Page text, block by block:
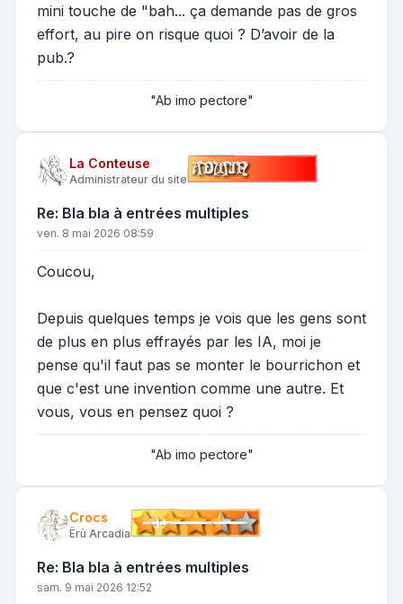
mini touche de "bah... ça demande pas de gros
effort, au pire on risque quoi ? D’avoir de la
pub.?
"Ab imo pectore"
La Conteuse
Administrateur du site
Re: Bla bla à entrées multiples
ven. 8 mai 2026 08:59
Coucou,
Depuis quelques temps je vois que les gens sont
de plus en plus effrayés par les IA, moi je
pense qu'il faut pas se monter le bourrichon et
que c'est une invention comme une autre. Et
vous, vous en pensez quoi ?
"Ab imo pectore"
Crocs
Ërù Arcadia
Re: Bla bla à entrées multiples
sam. 9 mai 2026 12:52